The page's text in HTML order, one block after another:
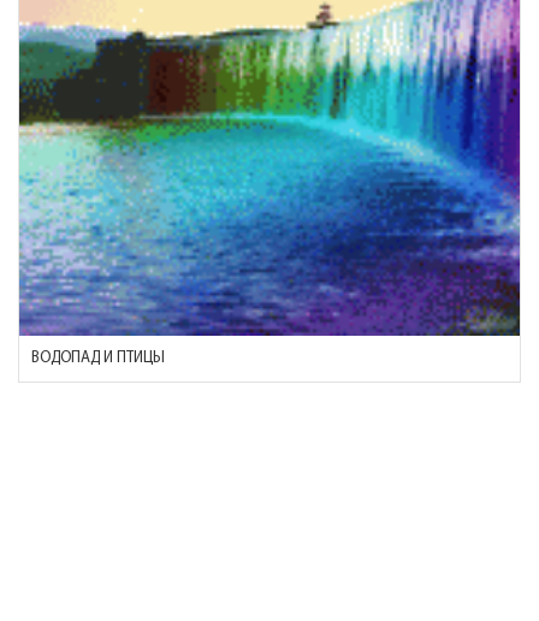
ВОДОПАД И ПТИЦЫ